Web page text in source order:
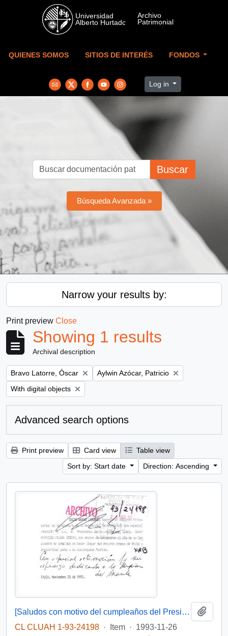
Skip to main content
QUIENES SOMOS SITIOS DE INTERÉS FONDOS
Log in
Buscar
Búsqueda Avanzada »
Narrow your results by:
Print preview Close
Showing 1 results
Archival description
Remove filter:
Bravo Latorre, Óscar Remove filter:
Aylwin Azócar, Patricio
Remove filter:
With digital objects
Advanced search options
Print preview Card view
Table view
Sort by: Start date
Direction: Ascending
[Saludos con motivo del cumpleaños del Presidente]
CL CLUAH 1-93-24198 · Item · 1993-11-26